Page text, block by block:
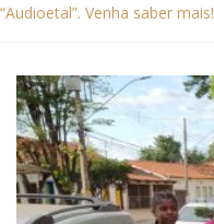
“Audioetal”. Venha saber mais!